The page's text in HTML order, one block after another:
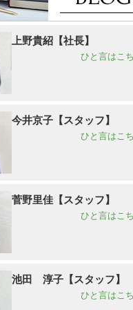
上野貴紹【社長】
ひと言はこ
今井京子【スタッフ】
ひと言はこ
菅野里佳【スタッフ】
ひと言はこ
池田 淳子【スタッフ】
ひと言はこ